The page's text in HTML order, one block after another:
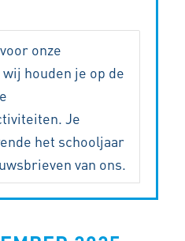
onze
houden je op de
Je
het schooljaar
van ons.